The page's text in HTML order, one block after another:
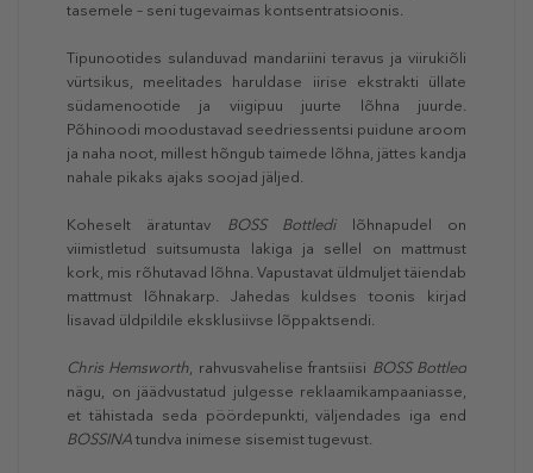
tasemele – seni tugevaimas kontsentratsioonis.
Tipunootides sulanduvad mandariini teravus ja viirukiõli
vürtsikus, meelitades haruldase iirise ekstrakti üllate
südamenootide ja viigipuu juurte lõhna juurde.
Põhinoodi moodustavad seedriessentsi puidune aroom
ja naha noot, millest hõngub taimede lõhna, jättes kandja
nahale pikaks ajaks soojad jäljed.
Koheselt äratuntav BOSS Bottledilõhnapudel on
viimistletud suitsumusta lakiga ja sellel on mattmust
kork, mis rõhutavad lõhna. Vapustavat üldmuljet täiendab
mattmust lõhnakarp. Jahedas kuldses toonis kirjad
lisavad üldpildile eksklusiivse lõppaktsendi.
Chris Hemsworth, rahvusvahelise frantsiisi BOSS Bottled
nägu, on jäädvustatud julgesse reklaamikampaaniasse,
et tähistada seda pöördepunkti, väljendades iga end
BOSSINA tundva inimese sisemist tugevust.